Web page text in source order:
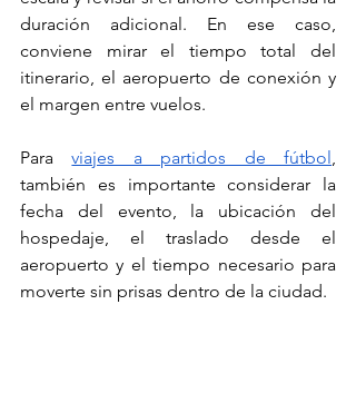
duración adicional. En ese caso,
conviene mirar el tiempo total del
itinerario, el aeropuerto de conexión y
el margen entre vuelos.
Para viajes a partidos de fútbol,
también es importante considerar la
fecha del evento, la ubicación del
hospedaje, el traslado desde el
aeropuerto y el tiempo necesario para
moverte sin prisas dentro de la ciudad.